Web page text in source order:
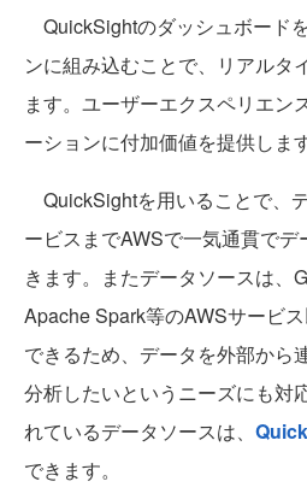
QuickSightのダッシュボード
ンに組み込むことで、リアルタ
ます。ユーザーエクスペリエン
ーションに付加価値を提供します
QuickSightを用いることで、
ービスまでAWSで一気通貫で
きます。またデータソースは、
Apache Spark等のAWSサービ
できるため、データを外部から
分析したいというニーズにも対
れているデータソースは、
できます。